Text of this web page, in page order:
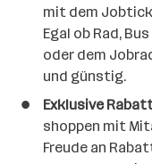
mit dem
Egal ob Rad,
oder dem
und günstig.
Exklusive
shoppen mit
Freude an